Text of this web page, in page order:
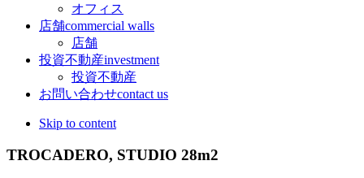
オフィス
店舗commercial walls
店舗
投資不動産investment
投資不動産
お問い合わせcontact us
Skip to content
TROCADERO, STUDIO 28m2